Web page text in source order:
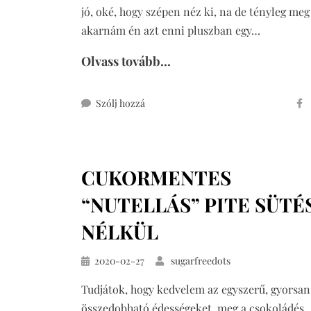
jó, oké, hogy szépen néz ki, na de tényleg meg
akarnám én azt enni pluszban egy…
Olvass tovább...
Szólj hozzá
CUKORMENTES
“NUTELLÁS” PITE
NÉLKÜL
Közzétéve
2020-02-27 sugarfreedots
Tudjátok, hogy kedvelem az egyszerű, gyorsan
összedobható édességeket, meg a csokoládés